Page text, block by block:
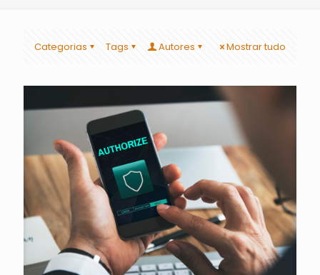
Categorias Tags Autores Mostrar tudo